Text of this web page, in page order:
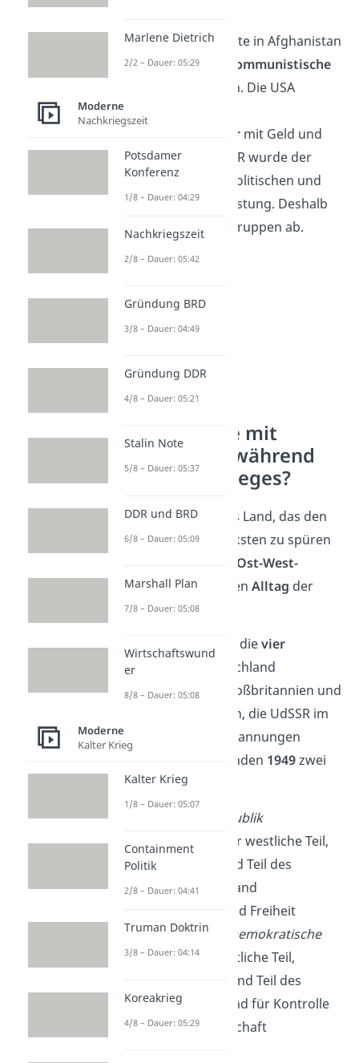
Die UdSSR marschierte in Afghanistan
ein, um die dortige
kommunistische
zu stützen. Die USA
unterstützten die
Widerstandskämpfermit Geld und
Waffen. Für die UdSSR wurde der
Krieg zur enormen politischen und
wirtschaftlichen Belastung. Deshalb
zogen sie
1989ihre Truppen ab.
Was passierte mit
Deutschland während
des Kalten Krieges?
Deutschlandwar das Land, das den
Kalten Krieg am stärksten zu spüren
Ost-West-
Konfliktdirekt auf den Alltag der
Menschen.
Nach 1945 besetzten dievier
Siegermächte
Deutschland
gemeinsam: USA, Großbritannien und
Frankreich im Westen, die UdSSR im
Osten. Als sich die Spannungen
verschärften, entstanden 1949zwei
getrennte Staaten
Bundesrepublik
Deutschland
): der westliche Teil,
demokratisch und Teil des
Westblocks →
stand
für Wohlstand und Freiheit
DDR ( Deutsche Demokratische
Republik): der östliche Teil,
kommunistisch und Teil des
Ostblocks →
stand für Kontrolle
und Mangelwirtschaft
Marlene Dietrich
2/2 – Dauer: 05:29
Moderne
Nachkriegszeit
Potsdamer
Konferenz
1/8 – Dauer: 04:29
Nachkriegszeit
2/8 – Dauer: 05:42
Gründung BRD
3/8 – Dauer: 04:49
Gründung DDR
4/8 – Dauer: 05:21
Stalin Note
5/8 – Dauer: 05:37
DDR und BRD
6/8 – Dauer: 05:09
Marshall Plan
7/8 – Dauer: 05:08
Wirtschaftswund
er
8/8 – Dauer: 05:08
Moderne
Kalter Krieg
Kalter Krieg
1/8 – Dauer: 05:07
Containment
Politik
2/8 – Dauer: 04:41
Truman Doktrin
3/8 – Dauer: 04:14
Koreakrieg
4/8 – Dauer: 05:29